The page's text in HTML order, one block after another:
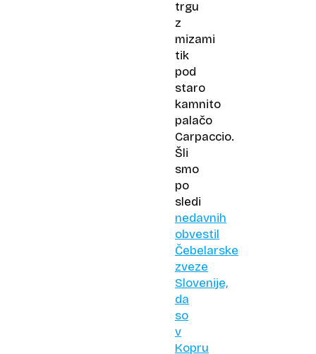
trgu
z
mizami
tik
pod
staro
kamnito
palačo
Carpaccio.
Šli
smo
po
sledi
nedavnih
obvestil
Čebelarske
zveze
Slovenije,
da
so
v
Kopru